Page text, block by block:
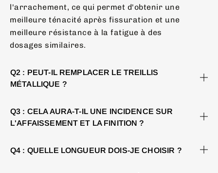
l'arrachement, ce qui permet d'obtenir une
meilleure ténacité après fissuration et une
meilleure résistance à la fatigue à des
dosages similaires.
Q2 : PEUT-IL REMPLACER LE TREILLIS
MÉTALLIQUE ?
Q3 : CELA AURA-T-IL UNE INCIDENCE SUR
L'AFFAISSEMENT ET LA FINITION ?
Q4 : QUELLE LONGUEUR DOIS-JE CHOISIR ?